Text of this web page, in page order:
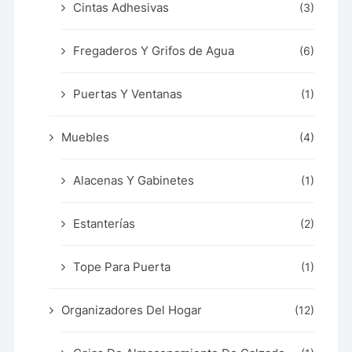
Cintas Adhesivas (3)
Fregaderos Y Grifos de Agua (6)
Puertas Y Ventanas (1)
Muebles (4)
Alacenas Y Gabinetes (1)
Estanterías (2)
Tope Para Puerta (1)
Organizadores Del Hogar (12)